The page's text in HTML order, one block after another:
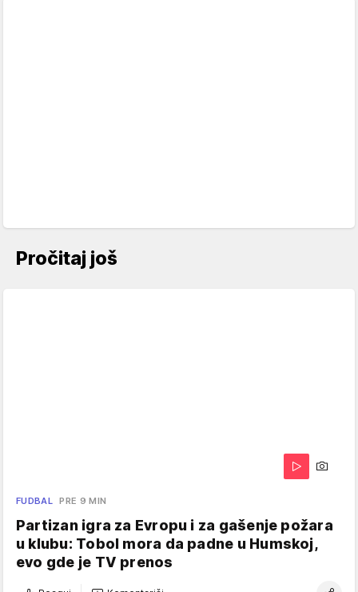
Pročitaj još
FUDBAL PRE 9 MIN
Partizan igra za Evropu i za gašenje požara
u klubu: Tobol mora da padne u Humskoj,
evo gde je TV prenos